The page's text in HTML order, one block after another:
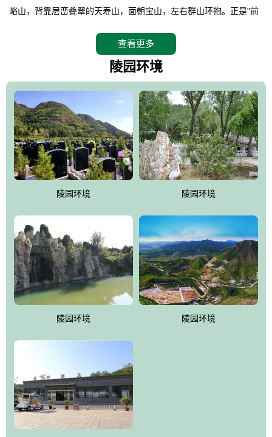
峪山，背靠层峦叠翠的天寿山，面朝宝山，左右群山环抱。正是"前
座陵园地处天寿山的环抱之中，四周群山若封似闭，层峦叠翠，秋
天枫叶艳红欲滴，冬天银装素裹分外妖娆！南面隔山而望的正是著
赞叹："景仰园真乃浑然天成的人生后花园！"陵区内草木茂盛，灵气
盎然，既有山川大聚的龙脉气魄，又有藏风得水的宝密形局。十三
陵是世间稀有的地形宝地，也是我们让逝者回归自然的首选墓葬之
灵穴，安息之宝地。
查看更多
陵园环境
陵园环境 陵园环境
陵园环境 陵园环境